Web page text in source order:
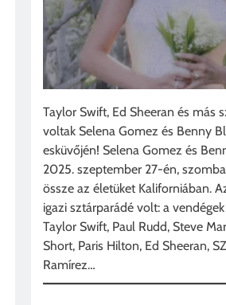
Taylor Swift, Ed Sheeran és más
voltak Selena Gomez és Benny
esküvőjén! Selena Gomez és
2025. szeptember 27-én,
össze az életüket Kaliforniában.
igazi sztárparádé volt: a
Taylor Swift, Paul Rudd, Steve
Short, Paris Hilton, Ed Sheeran,
Ramírez…